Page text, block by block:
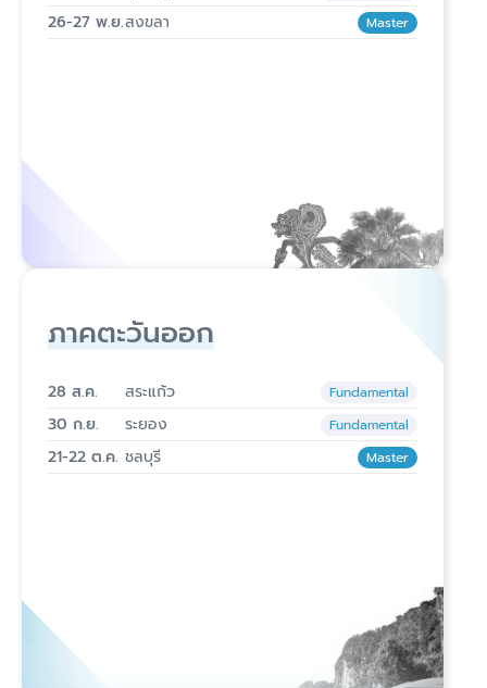
26-27 พ.ย.สงขลา Master
ภาคตะวันออก
28 ส.ค. สระแก้ว Fundamental
30 ก.ย. ระยอง Fundamental
21-22 ต.ค. ชลบุรี Master